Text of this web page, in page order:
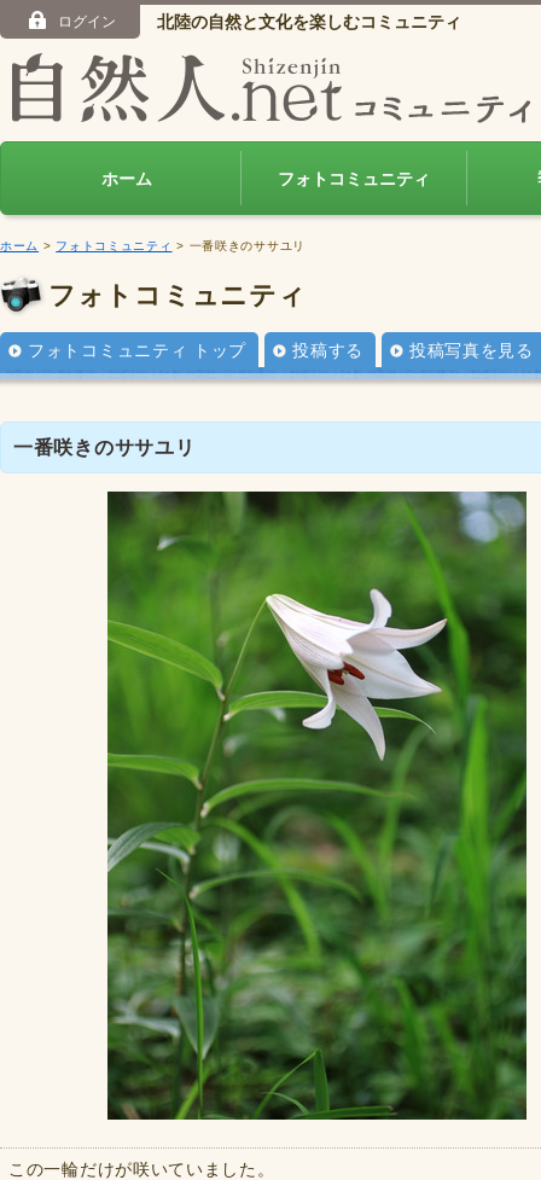
ログイン 北陸の自然と文化を楽しむコミュニティ
ホーム フォトコミュニティ
ホーム > フォトコミュニティ > 一番咲きのササユリ
フォトコミュニティ
フォトコミュニティ トップ 投稿する 投稿写真を見る
一番咲きのササユリ
この一輪だけが咲いていました。